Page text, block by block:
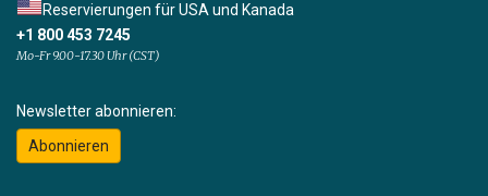
Reservierungen für USA und Kanada
+1 800 453 7245
Mo-Fr 9.00-17.30 Uhr (CST)
Newsletter abonnieren:
Abonnieren